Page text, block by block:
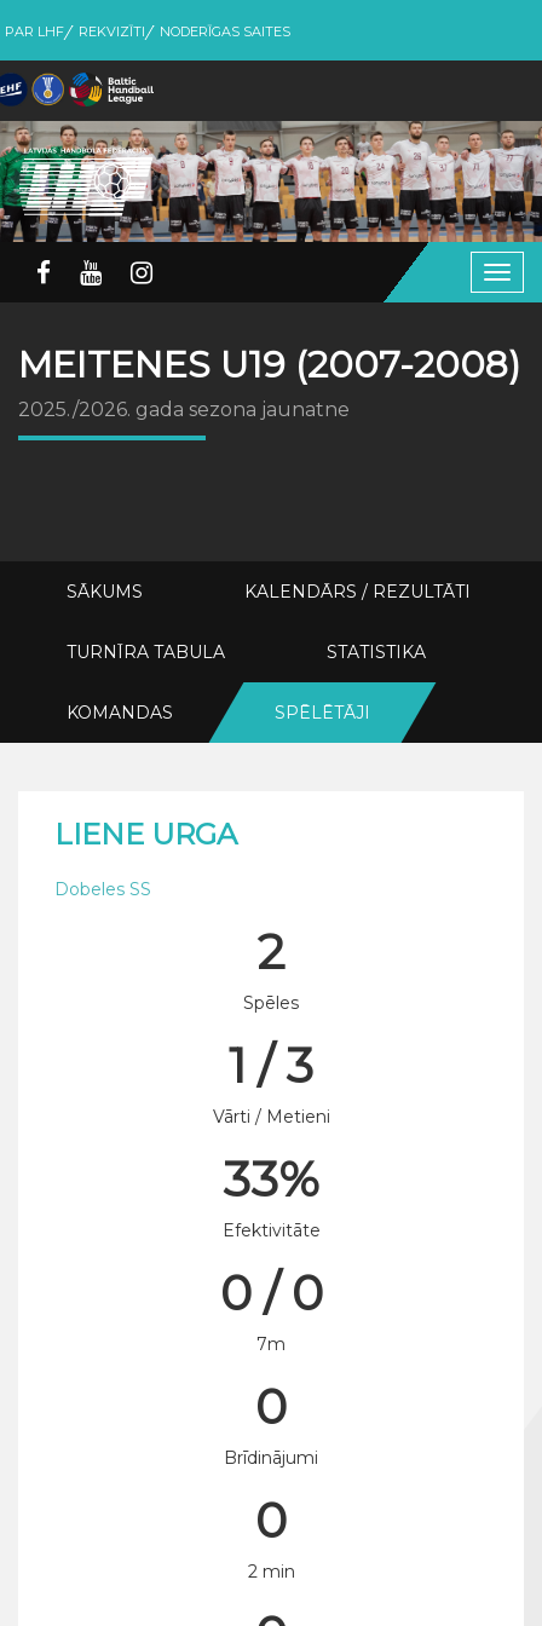
PAR LHF REKVIZĪTI NODERĪGAS SAITES
MEITENES U19 (2007-2008)
2025./2026. gada sezona jaunatne
SĀKUMS KALENDĀRS / REZULTĀTI
TURNĪRA TABULA STATISTIKA
KOMANDAS SPĒLĒTĀJI
LIENE URGA
Dobeles SS
2
Spēles
1 / 3
Vārti / Metieni
33%
Efektivitāte
0 / 0
7m
0
Brīdinājumi
0
2 min